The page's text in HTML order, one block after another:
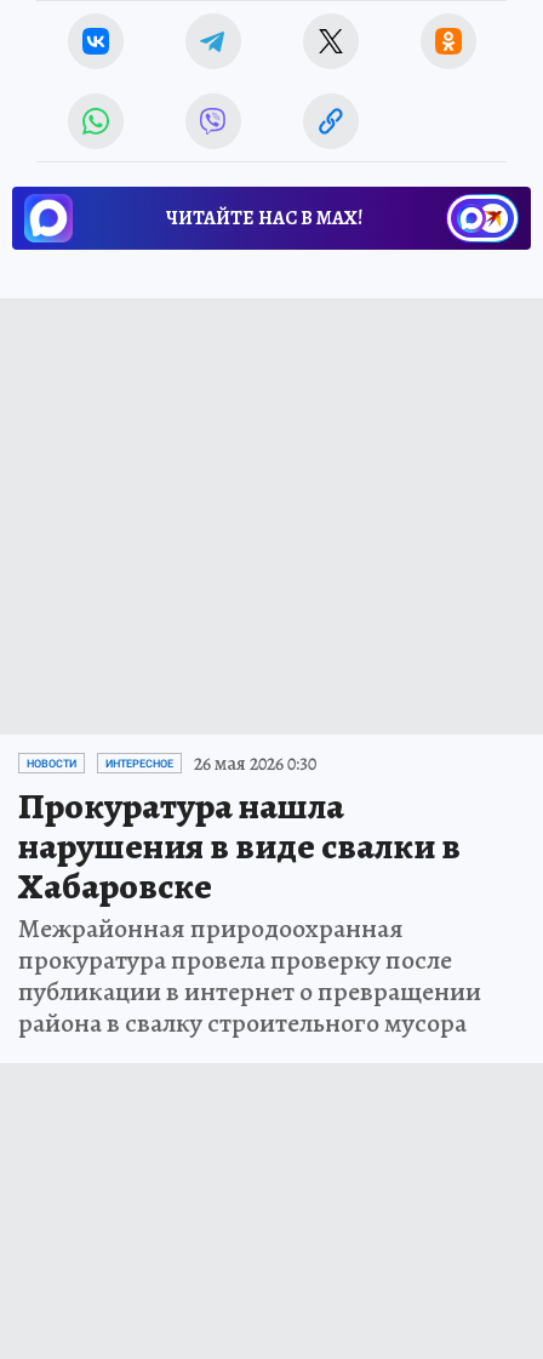
ЧИТАЙТЕ НАС В МАХ!
НОВОСТИ ИНТЕРЕСНОЕ 26 мая 2026 0:30
Прокуратура нашла
нарушения в виде свалки в
Хабаровске
Межрайонная природоохранная
прокуратура провела проверку после
публикации в интернет о превращении
района в свалку строительного мусора